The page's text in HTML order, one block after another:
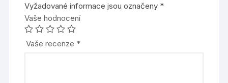
Vyžadované informace jsou označeny *
Vaše hodnocení
Vaše recenze *